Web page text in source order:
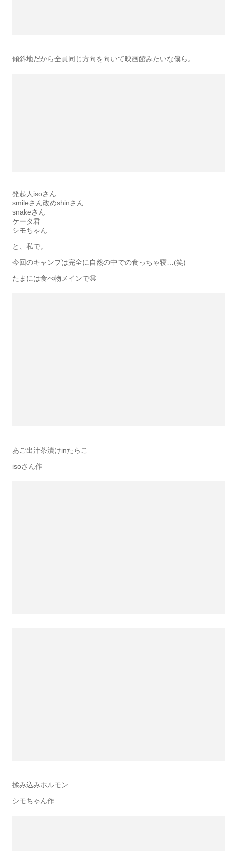
傾斜地だから全員同じ方向を向いて映画館みたいな僕ら。
発起人isoさん
smileさん改めshinさん
snakeさん
ケータ君
シモちゃん
と、私で。
今回のキャンプは完全に自然の中での食っちゃ寝…(笑)
たまには食べ物メインで🤤
あご出汁茶漬けinたらこ
isoさん作
揉み込みホルモン
シモちゃん作